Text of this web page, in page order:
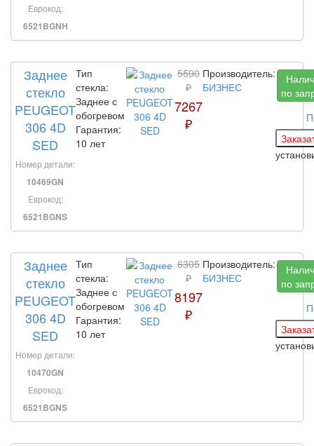
Еврокод:
6521BGNH
Заднее
стекло
PEUGEOT
306 4D
SED
Номер детали:
10469GN
Еврокод:
6521BGNS
Тип
стекла:
Заднее с
обогревом
Гарантия:
10 лет
5590
₽
7267
₽
Производитель:
БИЗНЕС
по
Заднее
стекло
PEUGEOT
306 4D
SED
Номер детали:
10470GN
Еврокод:
6521BGNS
Тип
стекла:
Заднее с
обогревом
Гарантия:
10 лет
6305
₽
8197
₽
Производитель:
БИЗНЕС
по